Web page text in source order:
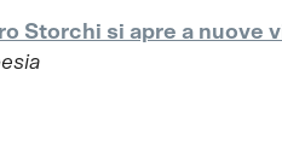
Storchi si apre a nuove